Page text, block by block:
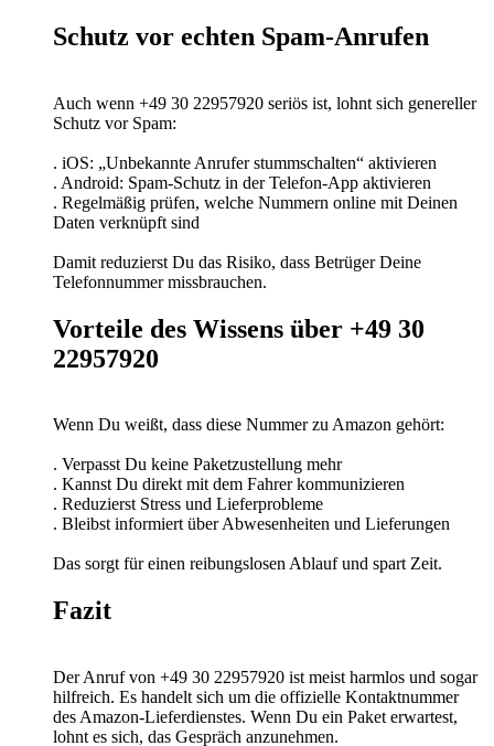
Schutz vor echten Spam-Anrufen
Auch wenn +49 30 22957920 seriös ist, lohnt sich genereller
Schutz vor Spam:
. iOS: „Unbekannte Anrufer stummschalten“ aktivieren
. Android: Spam-Schutz in der Telefon-App aktivieren
. Regelmäßig prüfen, welche Nummern online mit Deinen
Daten verknüpft sind
Damit reduzierst Du das Risiko, dass Betrüger Deine
Telefonnummer missbrauchen.
Vorteile des Wissens über +49 30
22957920
Wenn Du weißt, dass diese Nummer zu Amazon gehört:
. Verpasst Du keine Paketzustellung mehr
. Kannst Du direkt mit dem Fahrer kommunizieren
. Reduzierst Stress und Lieferprobleme
. Bleibst informiert über Abwesenheiten und Lieferungen
Das sorgt für einen reibungslosen Ablauf und spart Zeit.
Fazit
Der Anruf von +49 30 22957920 ist meist harmlos und sogar
hilfreich. Es handelt sich um die offizielle Kontaktnummer
des Amazon-Lieferdienstes. Wenn Du ein Paket erwartest,
lohnt es sich, das Gespräch anzunehmen.